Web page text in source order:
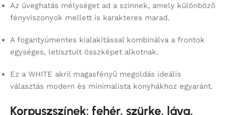
Az üveghatás mélységet ad a színnek, amely különböző
fényviszonyok mellett is karakteres marad.
A fogantyúmentes kialakítással kombinálva a frontok
egységes, letisztult összképet alkotnak.
Ez a WHITE akril magasfényű megoldás ideális
választás modern és minimalista konyhákhoz egyaránt.
Korpuszszínek: fehér, szürke, láva,